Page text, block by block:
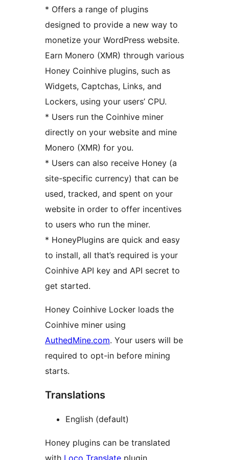
* Offers a range of plugins
designed to provide a new way to
monetize your WordPress website.
Earn Monero (XMR) through various
Honey Coinhive plugins, such as
Widgets, Captchas, Links, and
Lockers, using your users’ CPU.
* Users run the Coinhive miner
directly on your website and mine
Monero (XMR) for you.
* Users can also receive Honey (a
site-specific currency) that can be
used, tracked, and spent on your
website in order to offer incentives
to users who run the miner.
* HoneyPlugins are quick and easy
to install, all that’s required is your
Coinhive API key and API secret to
get started.
Honey Coinhive Locker loads the
Coinhive miner using
AuthedMine.com. Your users will be
required to opt-in before mining
starts.
Translations
English (default)
Honey plugins can be translated